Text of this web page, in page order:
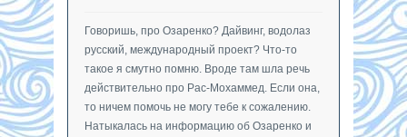
Говоришь, про Озаренко? Дайвинг, водолаз
русский, международный проект? Что-то
такое я смутно помню. Вроде там шла речь
действительно про Рас-Мохаммед. Если она,
то ничем помочь не могу тебе к сожалению.
Натыкалась на информацию об Озаренко и